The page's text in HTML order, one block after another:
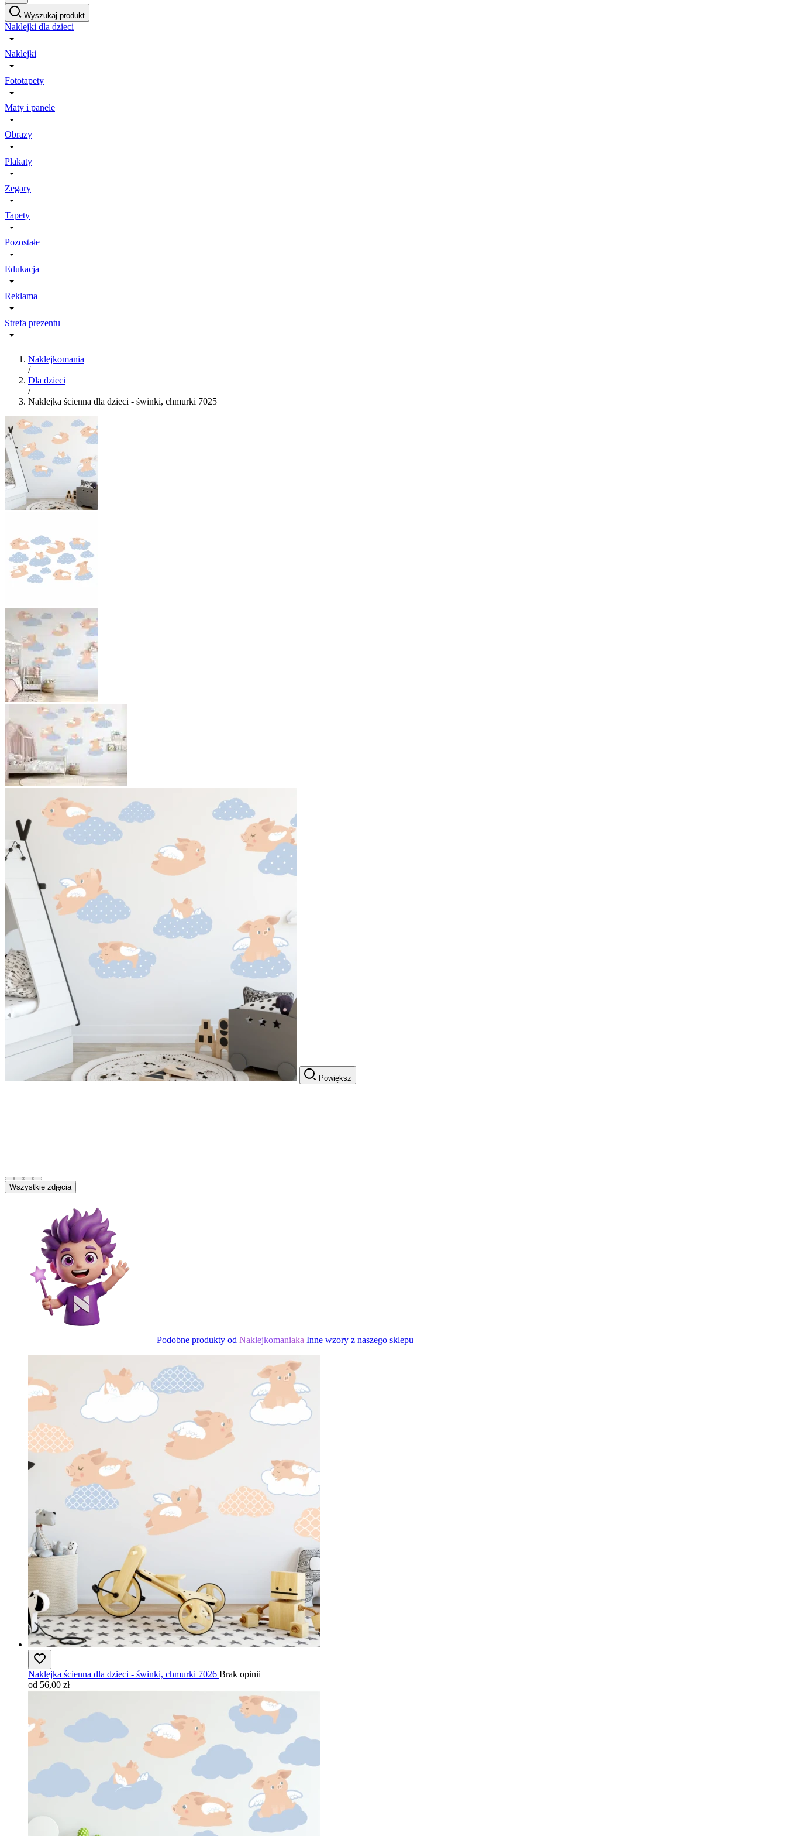
Wyszukaj produkt
Naklejki dla dzieci
Naklejki
Fototapety
Maty i panele
Obrazy
Plakaty
Zegary
Tapety
Pozostałe
Edukacja
Reklama
Strefa prezentu
Naklejkomania
/
Dla dzieci
/
Naklejka ścienna dla dzieci - świnki, chmurki 7025
Powiększ
Wszystkie zdjęcia
Podobne produkty od Naklejkomaniaka Inne wzory z naszego sklepu
Naklejka ścienna dla dzieci - świnki, chmurki 7026 Brak opinii
od 56,00 zł